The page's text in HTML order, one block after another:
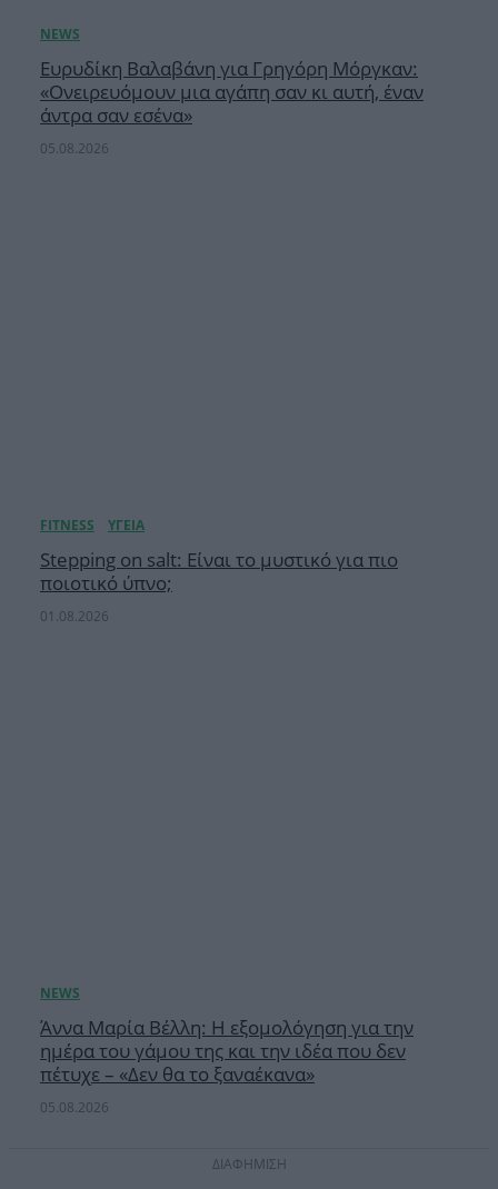
Ευρυδίκη Βαλαβάνη για Γρηγόρη Μόργκαν:
«Oνειρευόμουν μια αγάπη σαν κι αυτή, έναν
άντρα σαν εσένα»
05.08.2026
Stepping on salt: Eίναι το μυστικό για πιο
ποιοτικό ύπνο;
01.08.2026
Άννα Μαρία Βέλλη: Η εξομολόγηση για την
ημέρα του γάμου της και την ιδέα που δεν
πέτυχε – «Δεν θα το ξαναέκανα»
05.08.2026
ΔΙΑΦΗΜΙΣΗ